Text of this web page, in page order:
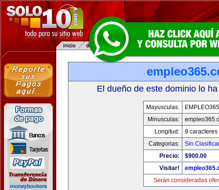
El dueño de este dominio lo
Mayusculas:
Minusculas:
Longitud:
9 caracteres
Categorias:
Sin
Precio:
$900.00
Visitar!
Serán consideradas